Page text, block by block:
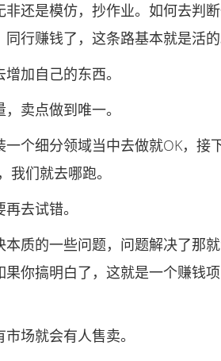
还是模仿，抄作业。如何去判
行赚钱了，这条路基本就是活的
加自己的东西。
卖点做到唯一。
个细分领域当中去做就OK，接
我们就去哪跑。
去试错。
质的一些问题，问题解决了那
你搞明白了，这就是一个赚钱
场就会有人售卖。